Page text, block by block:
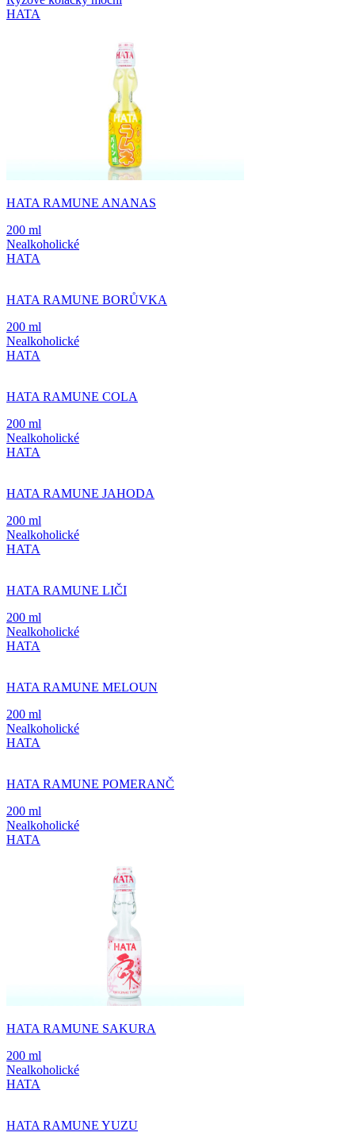
HATA
HATA RAMUNE ANANAS
200 ml
Nealkoholické
HATA
HATA RAMUNE BORŮVKA
200 ml
Nealkoholické
HATA
HATA RAMUNE COLA
200 ml
Nealkoholické
HATA
HATA RAMUNE JAHODA
200 ml
Nealkoholické
HATA
HATA RAMUNE LIČI
200 ml
Nealkoholické
HATA
HATA RAMUNE MELOUN
200 ml
Nealkoholické
HATA
HATA RAMUNE POMERANČ
200 ml
Nealkoholické
HATA
HATA RAMUNE SAKURA
200 ml
Nealkoholické
HATA
HATA RAMUNE YUZU